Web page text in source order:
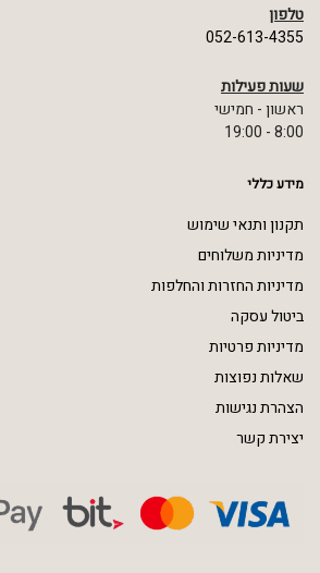
טלפון
052-613-4355
שעות פעילות
ראשון - חמישי
8:00 - 19:00
מידע כללי
תקנון ותנאי שימוש
מדיניות משלוחים
מדיניות החזרות והחלפות
ביטול עסקה
מדיניות פרטיות
שאלות נפוצות
הצהרת נגישות
יצירת קשר